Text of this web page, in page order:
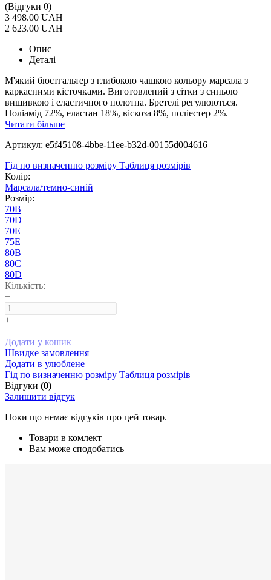
(Відгуки 0)
3 498.00 UAH
2 623.00 UAH
Опис
Деталі
М'який бюстгальтер з глибокою чашкою кольору марсала з
каркасними кісточками. Виготовлений з сітки з синьою
вишивкою і еластичного полотна. Бретелі регулюються.
Поліамід 72%, еластан 18%, віскоза 8%, поліестер 2%.
Читати більше
Артикул: e5f45108-4bbe-11ee-b32d-00155d004616
Гід по визначенню розміру Таблиця розмірів
Колір:
Марсала/темно-синій
Розмір:
70B
70D
70E
75E
80B
80C
80D
Кількість:
−
+
Додати у кошик
Швидке замовлення
Додати в улюблене
Гід по визначенню розміру Таблиця розмірів
Відгуки (0)
Залишити відгук
Поки що немає відгуків про цей товар.
Товари в комлект
Вам може сподобатись